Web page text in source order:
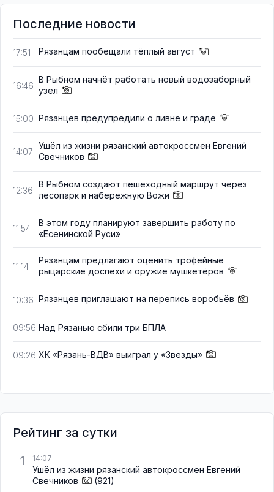
Последние новости
17:51 Рязанцам пообещали тёплый август
16:46
В Рыбном начнёт работать новый водозаборный
узел
15:00 Рязанцев предупредили о ливне и граде
14:07
Ушёл из жизни рязанский автокроссмен Евгений
Свечников
12:36
В Рыбном создают пешеходный маршрут через
лесопарк и набережную Вожи
11:54
В этом году планируют завершить работу по
«Есенинской Руси»
11:14
Рязанцам предлагают оценить трофейные
рыцарские доспехи и оружие мушкетёров
10:36 Рязанцев приглашают на перепись воробьёв
09:56 Над Рязанью сбили три БПЛА
09:26 ХК «Рязань-ВДВ» выиграл у «Звезды»
Рейтинг за сутки
1
14:07
Ушёл из жизни рязанский автокроссмен Евгений
Свечников
(921)